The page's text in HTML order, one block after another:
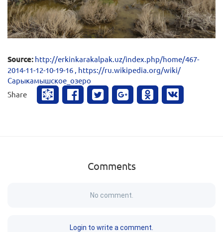
Source: http://erkinkarakalpak.uz/index.php/home/467-
2014-11-12-10-19-16 , https://ru.wikipedia.org/wiki/
Сарыкамышское_озеро
Share
Comments
No comment.
Login to write a comment.